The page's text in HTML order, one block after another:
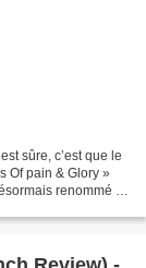
sûre, c’est que le
Of pain & Glory »
renommé «